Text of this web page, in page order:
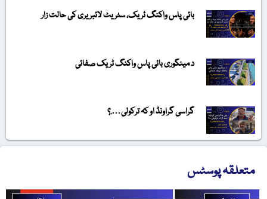
بائی پاس واکنگ ٹریک، سٹریٹ لائبریری کی حالت زار
د مینگوری بائی پاس واکنگ ٹریک صفائی
گراسی گراونڈ او کہ ترکولی….؟
متعلقہ پوسٹس